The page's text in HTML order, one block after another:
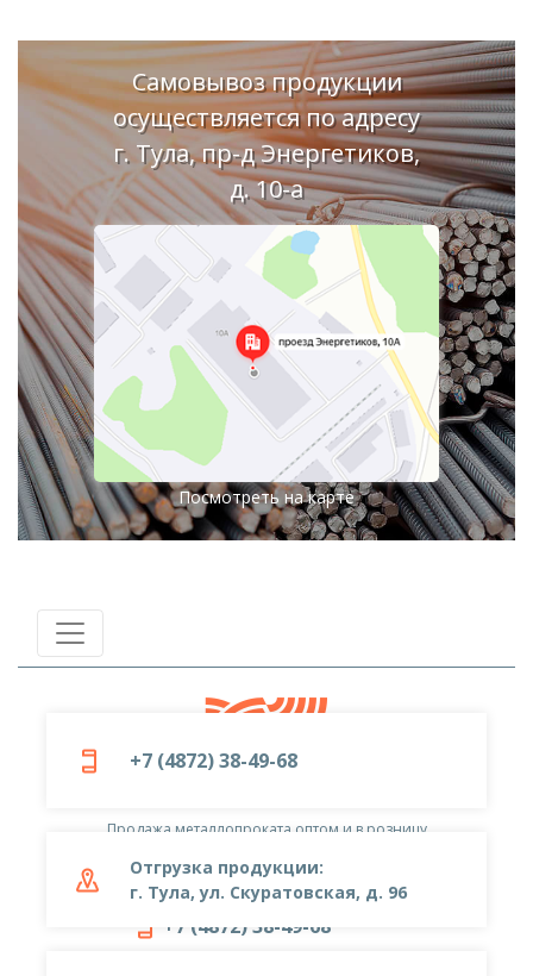
Самовывоз продукции
осуществляется по адресу
г. Тула, пр-д Энергетиков,
д. 10-а
Посмотреть на карте
+7 (4872) 38-49-68
Отгрузка продукции:
г. Тула, ул. Скуратовская, д. 96
Продажа металлопроката оптом и в розницу
+7 (4872) 38-49-68